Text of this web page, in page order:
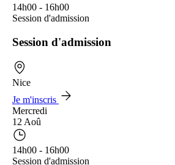
14h00 - 16h00
Session d'admission
Session d'admission
Nice
Je m'inscris
Mercredi
12 Aoû
14h00 - 16h00
Session d'admission